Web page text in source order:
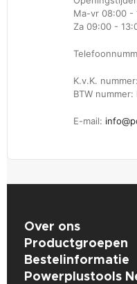
Ma-vr 08:00 -
Za 09:00 -
K.v.K.
BTW nummer:
E-mail:
Over ons
Productgroepen
Bestelinformatie
Powerplustools